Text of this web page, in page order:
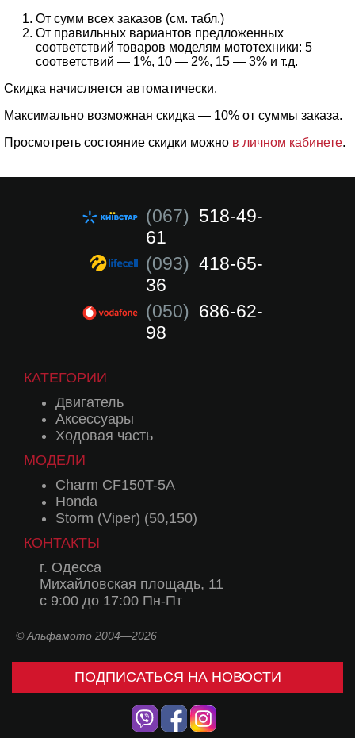
От сумм всех заказов (см. табл.)
От правильных вариантов предложенных
соответствий товаров моделям мототехники: 5
соответствий — 1%, 10 — 2%, 15 — 3% и т.д.
Скидка начисляется автоматически.
Максимально возможная скидка — 10% от суммы заказа.
Просмотреть состояние скидки можно в личном кабинете.
(067) 518-49-
61
(093) 418-65-
36
(050) 686-62-
98
КАТЕГОРИИ
Двигатель
Аксессуары
Ходовая часть
МОДЕЛИ
Charm CF150T-5A
Honda
Storm (Viper) (50,150)
КОНТАКТЫ
г. Одесса
Михайловская площадь, 11
с 9:00 до 17:00 Пн-Пт
© Альфамото 2004—2026
ПОДПИСАТЬСЯ НА НОВОСТИ